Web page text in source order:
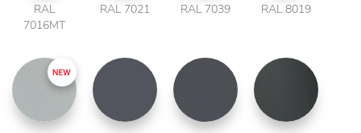
RAL
7016MT
RAL 7021 RAL 7039 RAL 8019